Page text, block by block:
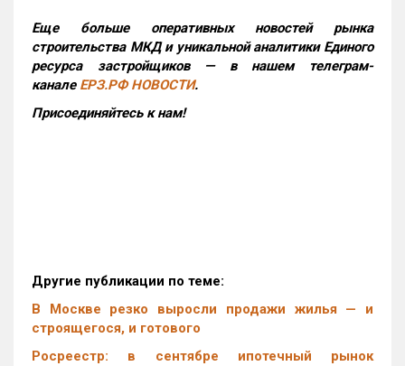
Еще больше оперативных новостей рынка
строительства МКД и уникальной аналитики Единого
ресурса застройщиков — в нашем телеграм-
канале ЕРЗ.РФ НОВОСТИ.
Присоединяйтесь к нам!
Другие публикации по теме:
В Москве резко выросли продажи жилья — и
строящегося, и готового
Росреестр: в сентябре ипотечный рынок